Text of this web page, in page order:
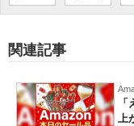
エネルギーの専門メ
建設×テクノロジーの
ちょっと気になるネ
関連記事
上